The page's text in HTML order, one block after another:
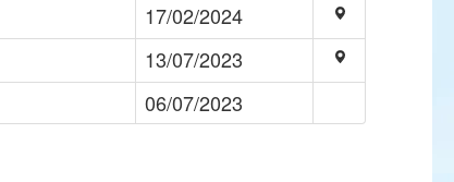
17/02/2024
13/07/2023
06/07/2023